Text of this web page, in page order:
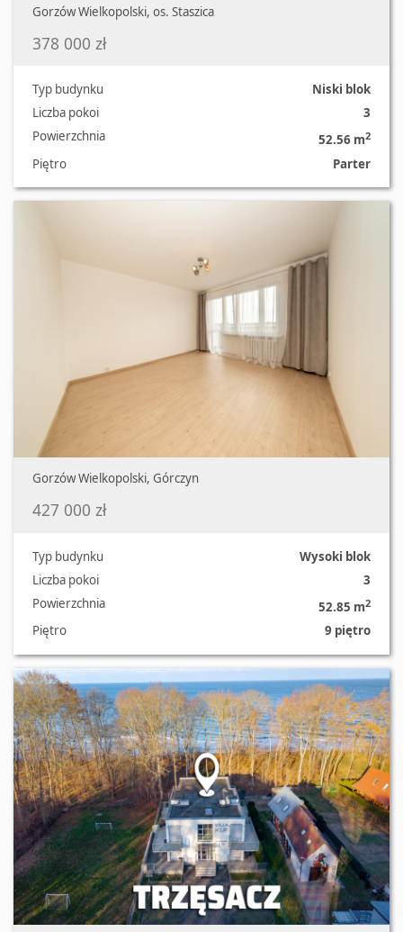
Gorzów Wielkopolski, os. Staszica
378 000 zł
Typ budynku
Niski blok
Liczba pokoi
3
Powierzchnia
52.56 m2
Piętro
Parter
Gorzów Wielkopolski, Górczyn
427 000 zł
Typ budynku
Wysoki blok
Liczba pokoi
3
Powierzchnia
52.85 m2
Piętro
9 piętro